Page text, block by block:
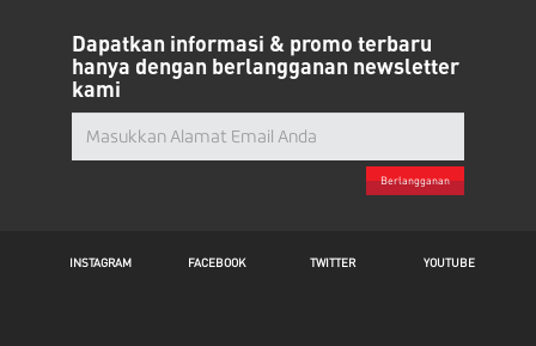
Dapatkan informasi & promo terbaru
hanya dengan berlangganan newsletter
kami
Berlangganan
INSTAGRAM FACEBOOK TWITTER YOUTUBE